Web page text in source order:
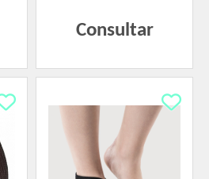
Consultar